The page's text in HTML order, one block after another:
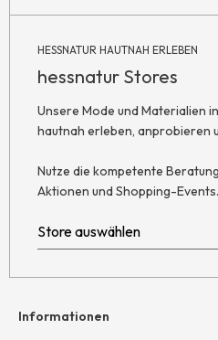
HESSNATUR HAUTNAH ERLEBEN
hessnatur Stores
Unsere Mode und Materialien
hautnah erleben, anprobieren
Nutze die kompetente
Aktionen und Shopping-Events.
Informationen